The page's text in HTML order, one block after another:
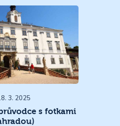
3. 2025
s fotkami